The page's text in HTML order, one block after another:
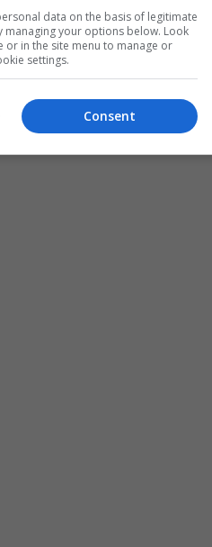
data on the basis of legitimate
managing your options below. Look
in the site menu to manage or
settings.
Consent